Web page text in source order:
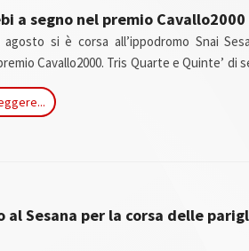
a segno nel premio Cavallo2000
agosto si è corsa all’ippodromo Snai
Cavallo2000. Tris Quarte e Quinte’ di
metri.
al Sesana per la corsa delle